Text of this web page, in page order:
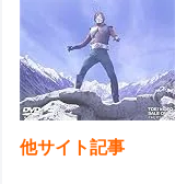
他サイト記事